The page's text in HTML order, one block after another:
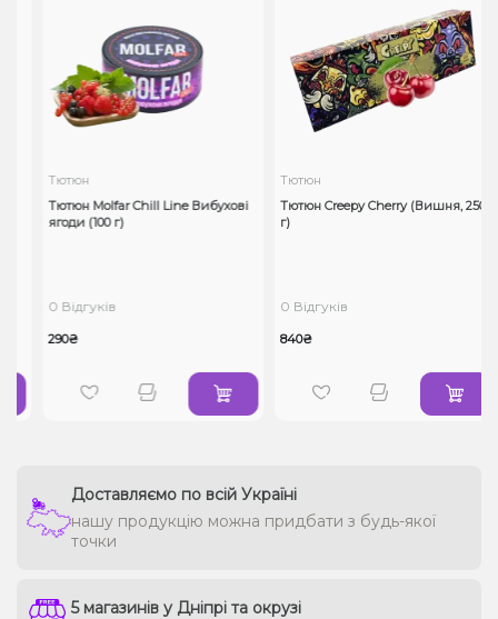
Тютюн
Тютюн Molfar Chill Line Вибухові
ягоди (100 г)
0 Відгуків
290₴
Тютюн
Тютюн Creepy Cherry (Вишня, 250
г)
0 Відгуків
840₴
Доставляємо по всій Україні
нашу продукцію можна придбати з будь-якої
точки
5 магазинів у Дніпрі та окрузі